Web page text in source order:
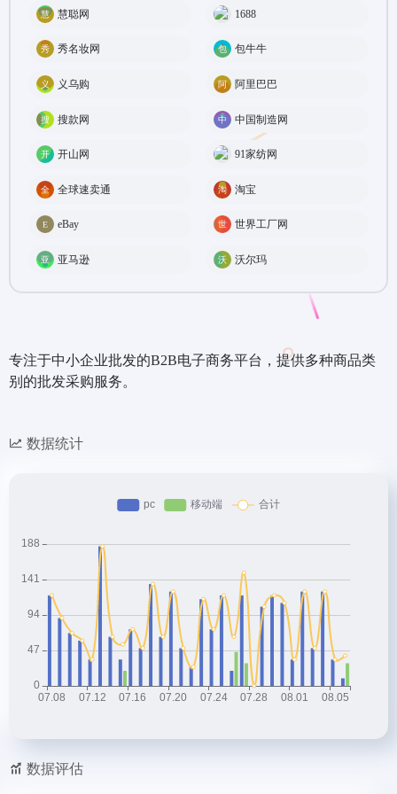
慧聪网 1688
秀名妆网 包牛牛
义乌购 阿里巴巴
搜款网 中国制造网
开山网 91家纺网
全球速卖通 淘宝
eBay 世界工厂网
亚马逊 沃尔玛
专注于中小企业批发的B2B电子商务平台，提供多种商品类
别的批发采购服务。
数据统计
数据评估